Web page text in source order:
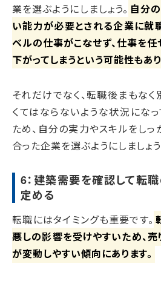
業を選ぶようにしましょう。 自分
い能力が必要とされる企業に就
ベルの仕事がこなせず、仕事を任
下がってしまうという可能性もあり
それだけでなく、転職後まもな
くてはならないような状況にな
ため、自分の実力やスキルをしっ
合った企業を選ぶようにしましょう
6：建築需要を確認して転
定める
転職にはタイミングも重要です。
悪しの影響を受けやすいため、
が変動しやすい傾向にあります。